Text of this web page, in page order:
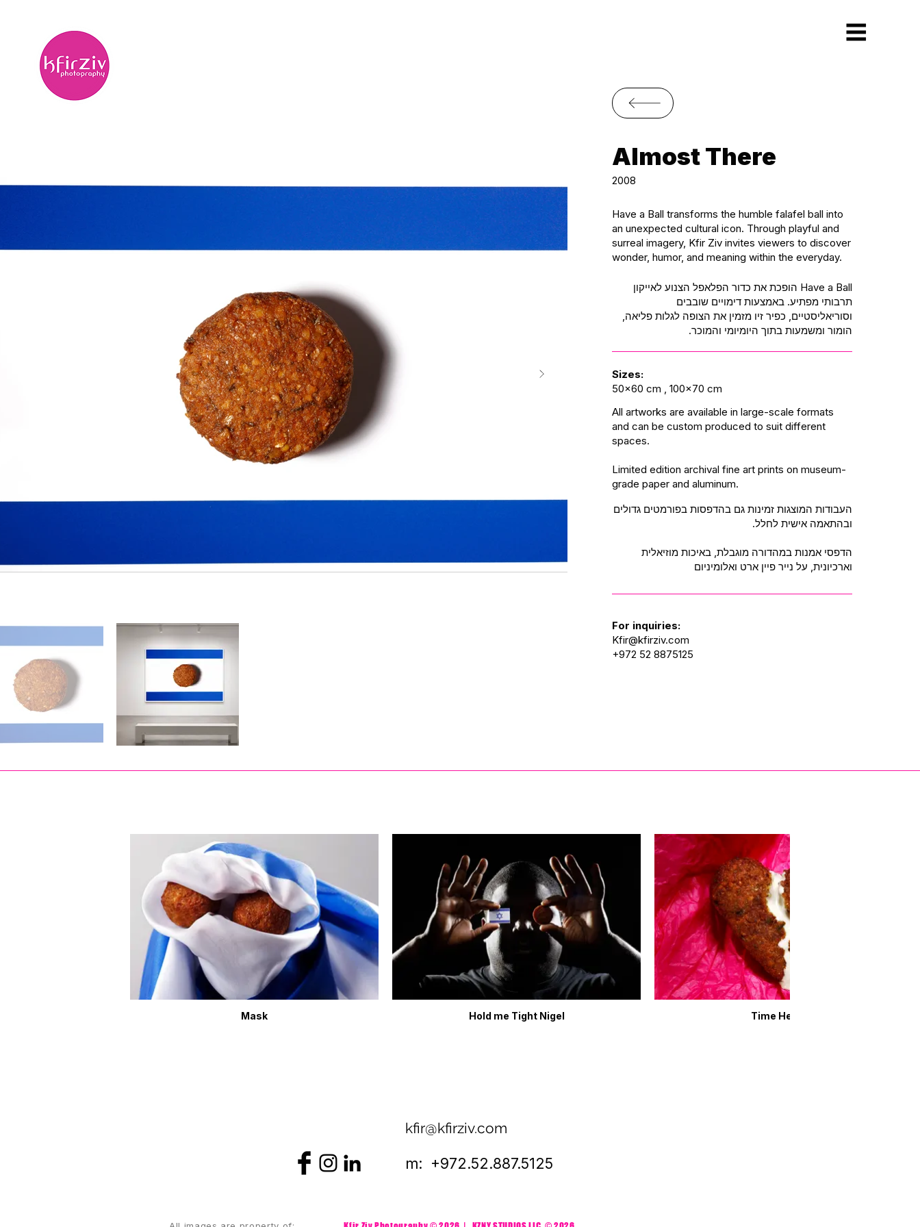
Almost There
2008
Have a Ball transforms the humble falafel ball into
an unexpected cultural icon. Through playful and
surreal imagery, Kfir Ziv invites viewers to discover
wonder, humor, and meaning within the everyday.
Have a Ball הופכת את כדור הפלאפל הצנוע לאייקון
תרבותי מפתיע. באמצעות דימויים שובבים
וסוריאליסטיים, כפיר זיו מזמין את הצופה לגלות פליאה,
הומור ומשמעות בתוך היומיומי והמוכר.
Sizes:
50x60 cm , 100x70 cm
All artworks are available in large-scale formats
and can be custom produced to suit different
spaces.
Limited edition archival fine art prints on museum-
grade paper and aluminum.
העבודות המוצגות זמינות גם בהדפסות בפורמטים גדולים
ובהתאמה אישית לחלל.
הדפסי אמנות במהדורה מוגבלת, באיכות מוזיאלית
וארכיונית, על נייר פיין ארט ואלומיניום
For inquiries:
Kfir@kfirziv.com
+972 52 8875125
Mask Hold me Tight Nigel Time Heals
kfir@kfirziv.com
m: +972.52.887.5125